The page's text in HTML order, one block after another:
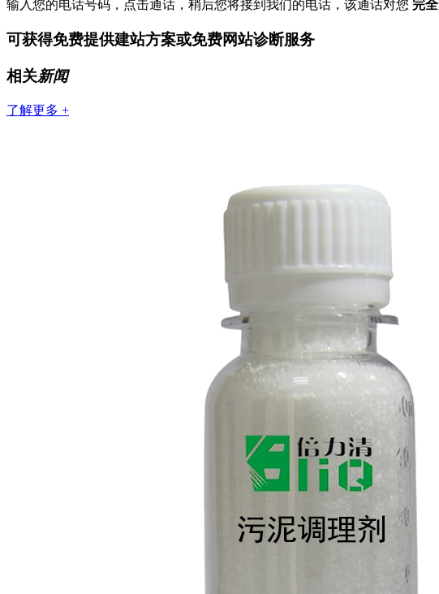
输入您的电话号码，点击通话，稍后您将接到我们的电话，该通话对您 完
可获得免费提供建站方案或免费网站诊断服务
相关新闻
了解更多 +